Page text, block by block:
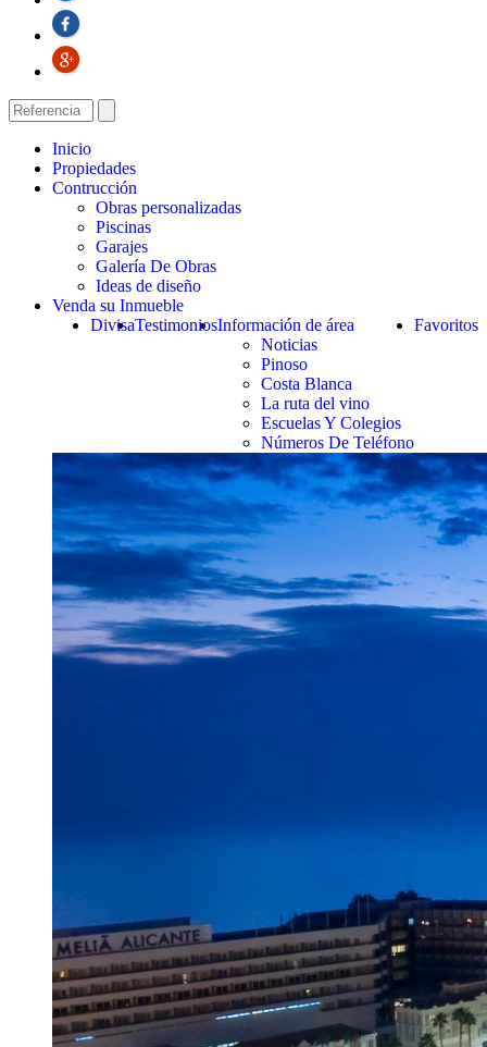
Inicio
Propiedades
Contrucción
Obras personalizadas
Piscinas
Garajes
Galería De Obras
Ideas de diseño
Venda su Inmueble
Favoritos
Información de área
Noticias
Pinoso
Costa Blanca
La ruta del vino
Escuelas Y Colegios
Números De Teléfono
Testimonios
Divisa